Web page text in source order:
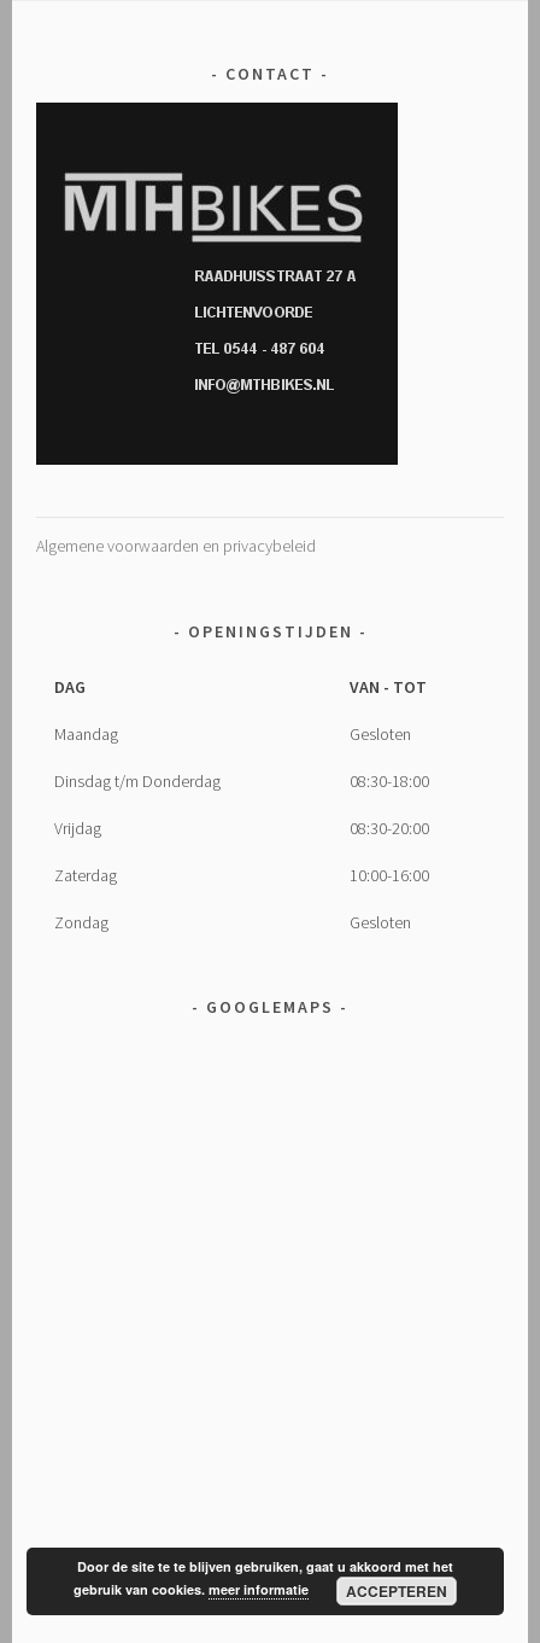
CONTACT
Algemene voorwaarden en privacybeleid
OPENINGSTIJDEN
DAG VAN - TOT
Maandag Gesloten
Dinsdag t/m Donderdag 08:30-18:00
Vrijdag 08:30-20:00
Zaterdag 10:00-16:00
Zondag Gesloten
GOOGLEMAPS
Door de site te te blijven gebruiken, gaat u akkoord met het
gebruik van cookies.meer informatie ACCEPTEREN